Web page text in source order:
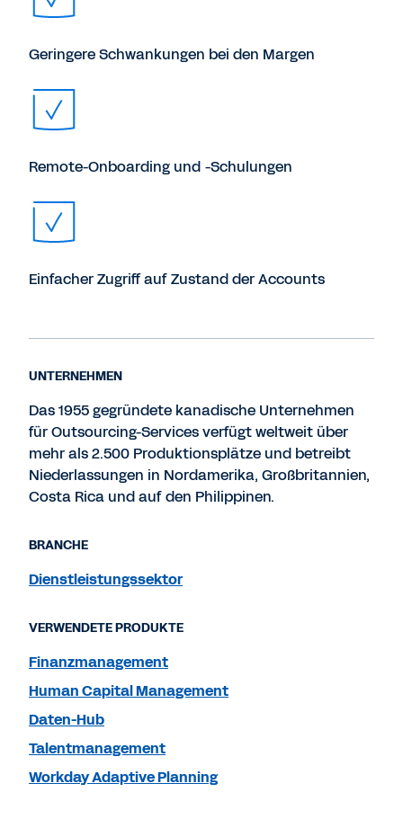
Geringere Schwankungen bei den Margen
Remote-Onboarding und -Schulungen
Einfacher Zugriff auf Zustand der Accounts
UNTERNEHMEN
Das 1955 gegründete kanadische Unternehmen
für Outsourcing-Services verfügt weltweit über
mehr als 2.500 Produktionsplätze und betreibt
Niederlassungen in Nordamerika, Großbritannien,
Costa Rica und auf den Philippinen.
BRANCHE
Dienstleistungssektor
VERWENDETE PRODUKTE
Finanzmanagement
Human Capital Management
Daten-Hub
Talentmanagement
Workday Adaptive Planning